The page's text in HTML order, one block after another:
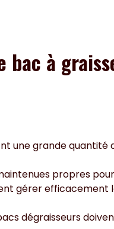
à
une grande
propres
gérer
dégraisseurs